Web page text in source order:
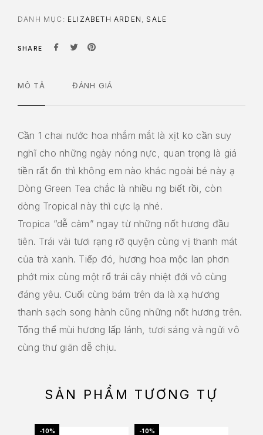
DANH MỤC: ELIZABETH ARDEN SALE
SHARE
MÔ TẢ ĐÁNH GIÁ
Cần 1 chai nước hoa nhắm mắt là xịt ko cần suy
nghĩ cho những ngày nóng nực, quan trọng là giá
tiền rất ổn thì không em nào khác ngoài bé này ạ
Dòng Green Tea chắc là nhiều ng biết rồi, còn
dòng Tropical này thì cực lạ nhé.
Tropica “dễ cảm” ngay từ những nốt hương đầu
tiên. Trái vải tươi rạng rỡ quyện cùng vị thanh mát
của trà xanh. Tiếp đó, hương hoa mộc lan phơn
phớt mix cùng một rổ trái cây nhiệt đới vô cùng
đáng yêu. Cuối cùng bám trên da là xạ hương
thanh sạch song hành cũng những nốt hương trên.
Tổng thể mùi hương lấp lánh, tươi sáng và ngửi vô
cùng thư giãn dễ chịu.
SẢN PHẨM TƯƠNG TỰ
-10% -10%